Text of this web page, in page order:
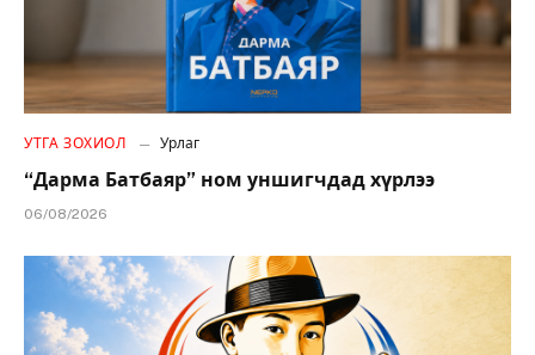
УТГА ЗОХИОЛ Урлаг
“Дарма Батбаяр” ном уншигчдад хүрлээ
06/08/2026